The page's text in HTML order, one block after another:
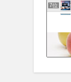
7位
10位
11位
12位